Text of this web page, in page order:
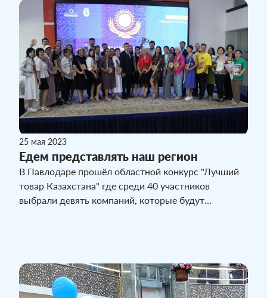
25 мая 2023
Едем представлять наш регион
В Павлодаре прошёл областной конкурс "Лучший
товар Казахстана" где среди 40 участников
выбрали девять компаний, которые будут